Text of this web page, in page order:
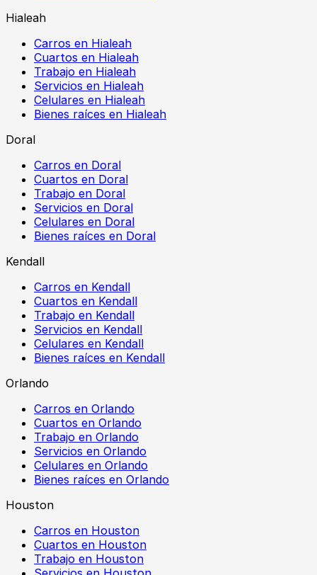
Hialeah
Carros en Hialeah
Cuartos en Hialeah
Trabajo en Hialeah
Servicios en Hialeah
Celulares en Hialeah
Bienes raíces en Hialeah
Doral
Carros en Doral
Cuartos en Doral
Trabajo en Doral
Servicios en Doral
Celulares en Doral
Bienes raíces en Doral
Kendall
Carros en Kendall
Cuartos en Kendall
Trabajo en Kendall
Servicios en Kendall
Celulares en Kendall
Bienes raíces en Kendall
Orlando
Carros en Orlando
Cuartos en Orlando
Trabajo en Orlando
Servicios en Orlando
Celulares en Orlando
Bienes raíces en Orlando
Houston
Carros en Houston
Cuartos en Houston
Trabajo en Houston